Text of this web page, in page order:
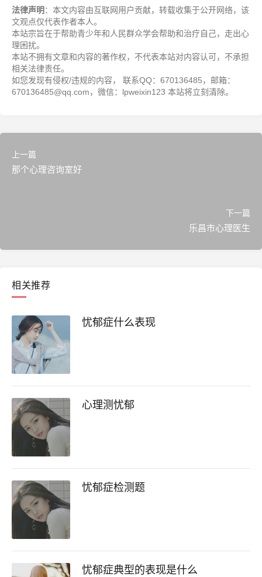
法律声明 ：本文内容由互联网用户贡献，转载收集于公开网络，该
文观点仅代表作者本人。
本站宗旨在于帮助青少年和人民群众学会帮助和治疗自己，走出心
理困扰。
本站不拥有文章和内容的著作权，不代表本站对内容认可，不承担
相关法律责任。
如您发现有侵权/违规的内容， 联系QQ：670136485，邮箱：
670136485@qq.com，微信：lpweixin123 本站将立刻清除。
上一篇
那个心理咨询室好
下一篇
乐昌市心理医生
相关推荐
忧郁症什么表现
心理测忧郁
忧郁症检测题
忧郁症典型的表现是什么